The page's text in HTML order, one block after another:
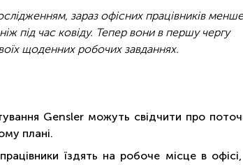
зараз офісних працівників
під час ковіду. Тепер вони в першу чергу
на своїх щоденних робочих
Gensler можуть свідчити про
плані.
їздять на робоче місце в